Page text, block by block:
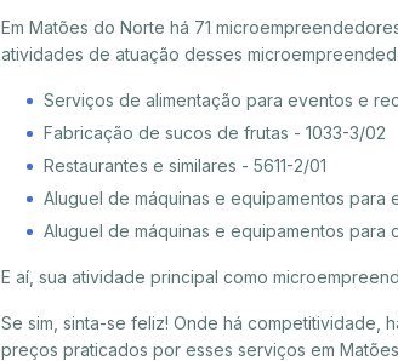
Em Matões do Norte há 71
atividades de atuação desses
Serviços de alimentação para eventos e
Fabricação de sucos de frutas - 1033-3/02
Restaurantes e similares - 5611-2/01
Aluguel de máquinas e equipamentos para
Aluguel de máquinas e equipamentos
E aí, sua atividade principal como
Se sim, sinta-se feliz! Onde há competitividade,
preços praticados por esses serviços em